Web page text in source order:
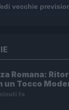
vecchie
Romana:
un Tocco
fa